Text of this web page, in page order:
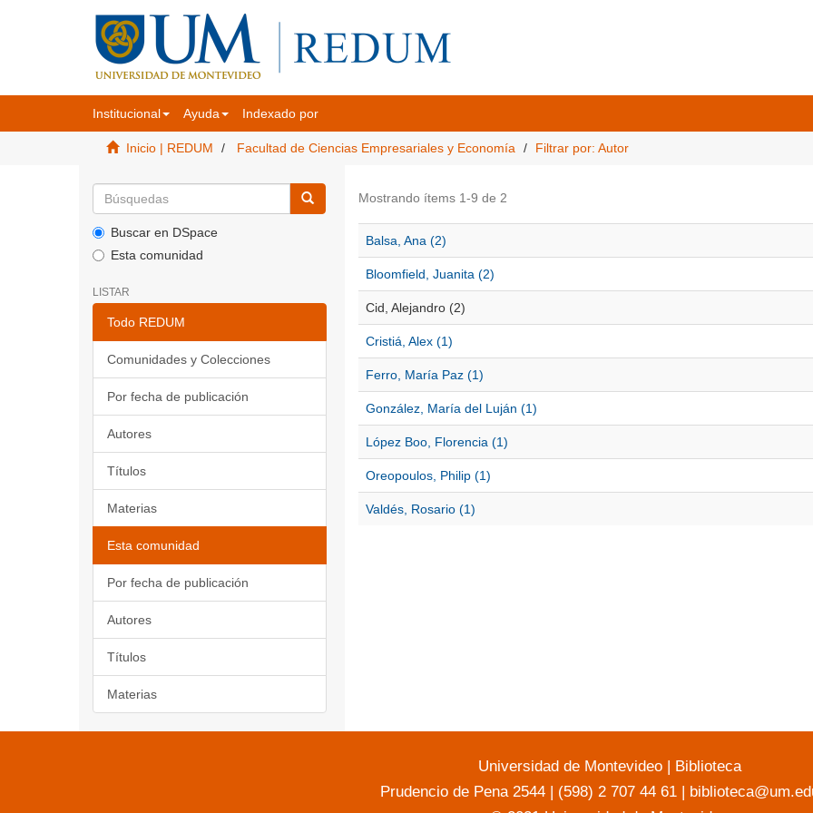
Institucional Ayuda Indexado por
Inicio | REDUM Facultad de Ciencias Empresariales y Economía Filtrar por: Autor
Buscar en DSpace
Esta comunidad
LISTAR
Todo REDUM
Comunidades y Colecciones
Por fecha de publicación
Autores
Títulos
Materias
Esta comunidad
Por fecha de publicación
Autores
Títulos
Materias
Mostrando ítems 1-9 de 2
Balsa, Ana (2)
Bloomfield, Juanita (2)
Cid, Alejandro (2)
Cristiá, Alex (1)
Ferro, María Paz (1)
González, María del Luján (1)
López Boo, Florencia (1)
Oreopoulos, Philip (1)
Valdés, Rosario (1)
Universidad de Montevideo | Biblioteca
Prudencio de Pena 2544 | (598) 2 707 44 61 |